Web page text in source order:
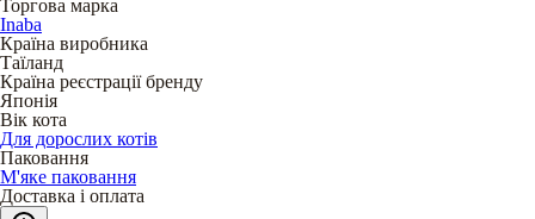
Торгова марка
Inaba
Країна виробника
Таїланд
Країна реєстрації бренду
Японія
Вік кота
Для дорослих котів
Паковання
М'яке паковання
Доставка і оплата